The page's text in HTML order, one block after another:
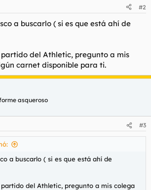
#2
a buscarlo ( si es que está ahí de
partido del Athletic, pregunto a mis
carnet disponible para ti.
asqueroso
#3
a buscarlo ( si es que está ahí de
del Athletic, pregunto a mis colega